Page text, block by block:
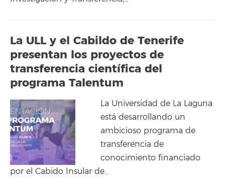
La ULL y el Cabildo de Tenerife
presentan los proyectos de
transferencia científica del
programa Talentum
La Universidad de La Laguna
está desarrollando un
ambicioso programa de
transferencia de
conocimiento financiado
por el Cabido Insular de…